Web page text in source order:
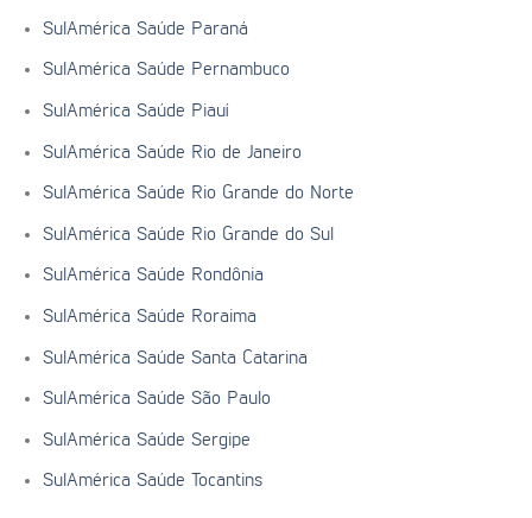
SulAmérica Saúde Paraná
SulAmérica Saúde Pernambuco
SulAmérica Saúde Piauí
SulAmérica Saúde Rio de Janeiro
SulAmérica Saúde Rio Grande do Norte
SulAmérica Saúde Rio Grande do Sul
SulAmérica Saúde Rondônia
SulAmérica Saúde Roraima
SulAmérica Saúde Santa Catarina
SulAmérica Saúde São Paulo
SulAmérica Saúde Sergipe
SulAmérica Saúde Tocantins